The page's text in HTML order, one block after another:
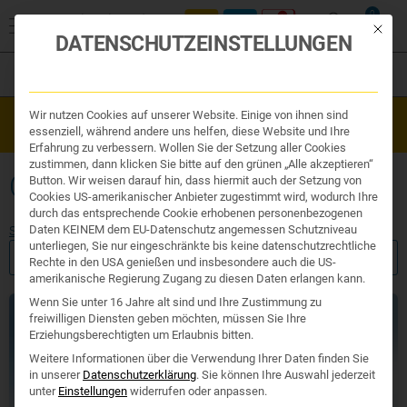
0
Organe & Organ Uhr
Traditionelle Medizin
Nahrungsergänzung
Kosmetik und Hygiene
Ihr Apotheker
Westend Online-Shop: Sicher, schnell und 24/7 für Sie da!
Gratisversand ab €50
OHNE VERDICKUNGSMITTEL
Start/ Etiketten / Ohne Verdickungsmittel
FILTER ANZEIGEN
Exklusiv
Mit
DATENSCHUTZEINSTELLUNGEN
Wir nutzen Cookies auf unserer Website. Einige von ihnen sind
essenziell, während andere uns helfen, diese Website und Ihre
Erfahrung zu verbessern. Wollen Sie der Setzung aller Cookies
zustimmen, dann klicken Sie bitte auf den grünen „Alle akzeptieren“
Button. Wir weisen darauf hin, dass hiermit auch der Setzung von
Cookies US-amerikanischer Anbieter zugestimmt wird, wodurch Ihre
durch das entsprechende Cookie erhobenen personenbezogenen
Daten KEINEM dem EU-Datenschutz angemessen Schutzniveau
unterliegen, Sie nur eingeschränkte bis keine datenschutzrechtliche
Rechte in den USA genießen und insbesondere auch die US-
amerikanische Regierung Zugang zu diesen Daten erlangen kann.
Wenn Sie unter 16 Jahre alt sind und Ihre Zustimmung zu
freiwilligen Diensten geben möchten, müssen Sie Ihre
Erziehungsberechtigten um Erlaubnis bitten.
Weitere Informationen über die Verwendung Ihrer Daten finden Sie
in unserer Datenschutzerklärung. Sie können Ihre Auswahl jederzeit
unter Einstellungen widerrufen oder anpassen.